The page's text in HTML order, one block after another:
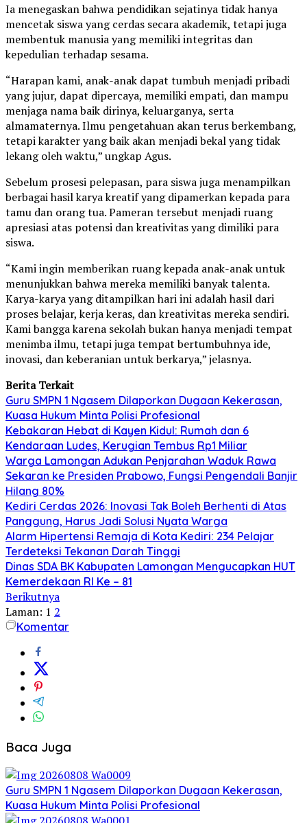
Ia menegaskan bahwa pendidikan sejatinya tidak hanya
mencetak siswa yang cerdas secara akademik, tetapi juga
membentuk manusia yang memiliki integritas dan
kepedulian terhadap sesama.
“Harapan kami, anak-anak dapat tumbuh menjadi pribadi
yang jujur, dapat dipercaya, memiliki empati, dan mampu
menjaga nama baik dirinya, keluarganya, serta
almamaternya. Ilmu pengetahuan akan terus berkembang,
tetapi karakter yang baik akan menjadi bekal yang tidak
lekang oleh waktu,” ungkap Agus.
Sebelum prosesi pelepasan, para siswa juga menampilkan
berbagai hasil karya kreatif yang dipamerkan kepada para
tamu dan orang tua. Pameran tersebut menjadi ruang
apresiasi atas potensi dan kreativitas yang dimiliki para
siswa.
“Kami ingin memberikan ruang kepada anak-anak untuk
menunjukkan bahwa mereka memiliki banyak talenta.
Karya-karya yang ditampilkan hari ini adalah hasil dari
proses belajar, kerja keras, dan kreativitas mereka sendiri.
Kami bangga karena sekolah bukan hanya menjadi tempat
menimba ilmu, tetapi juga tempat bertumbuhnya ide,
inovasi, dan keberanian untuk berkarya,” jelasnya.
Berita Terkait
Guru SMPN 1 Ngasem Dilaporkan Dugaan Kekerasan,
Kuasa Hukum Minta Polisi Profesional
Kebakaran Hebat di Kayen Kidul: Rumah dan 6
Kendaraan Ludes, Kerugian Tembus Rp1 Miliar
Warga Lamongan Adukan Penjarahan Waduk Rawa
Sekaran ke Presiden Prabowo, Fungsi Pengendali Banjir
Hilang 80%
Kediri Cerdas 2026: Inovasi Tak Boleh Berhenti di Atas
Panggung, Harus Jadi Solusi Nyata Warga
Alarm Hipertensi Remaja di Kota Kediri: 234 Pelajar
Terdeteksi Tekanan Darah Tinggi
Dinas SDA BK Kabupaten Lamongan Mengucapkan HUT
Kemerdekaan RI Ke – 81
Berikutnya
Laman: 1 2
Komentar
Baca Juga
Guru SMPN 1 Ngasem Dilaporkan Dugaan Kekerasan,
Kuasa Hukum Minta Polisi Profesional